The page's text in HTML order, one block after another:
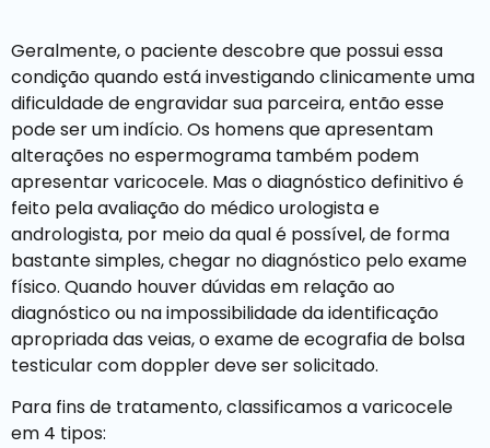
Geralmente, o paciente descobre que possui essa
condição quando está investigando clinicamente uma
dificuldade de engravidar sua parceira, então esse
pode ser um indício. Os homens que apresentam
alterações no espermograma também podem
apresentar varicocele. Mas o diagnóstico definitivo é
feito pela avaliação do médico urologista e
andrologista, por meio da qual é possível, de forma
bastante simples, chegar no diagnóstico pelo exame
físico. Quando houver dúvidas em relação ao
diagnóstico ou na impossibilidade da identificação
apropriada das veias, o exame de ecografia de bolsa
testicular com doppler deve ser solicitado.
Para fins de tratamento, classificamos a varicocele
em 4 tipos: